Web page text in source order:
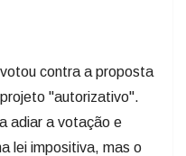
contra a proposta
"autorizativo".
adiar a votação e
lei impositiva, mas o